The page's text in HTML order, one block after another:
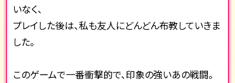
いなく、
プレイした後は、私も友人にどんどん布教していきま
した。
このゲームで一番衝撃的で、印象の強いあの戦闘。